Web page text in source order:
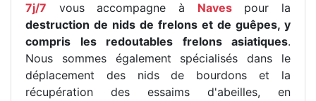
7j/7 vous accompagne à Navespour la
destruction de nids de frelons et de guêpes, y
compris les redoutables frelons asiatiques.
Nous sommes également spécialisés dans le
déplacement des nids de bourdons et la
récupération des essaims d'abeilles, en